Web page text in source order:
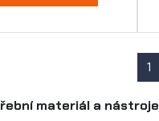
1
materiál a nástroje